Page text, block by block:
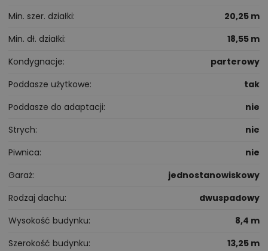
Min. szer. działki
20,25 m
Min. dł. działki
18,55 m
Kondygnacje
parterowy
Poddasze użytkowe
tak
Poddasze do adaptacji
nie
Strych
nie
Piwnica
nie
Garaż
jednostanowiskowy
Rodzaj dachu
dwuspadowy
Wysokość budynku
8,4 m
Szerokość budynku
13,25 m